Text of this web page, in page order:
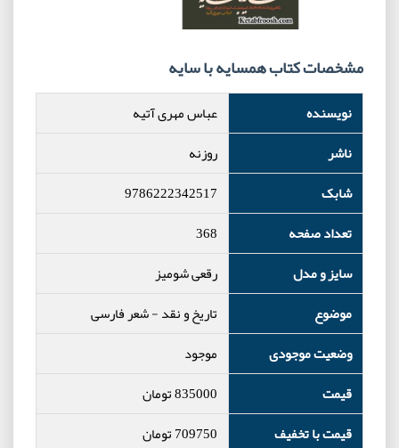
مشخصات کتاب همسایه با سایه
نویسنده
عباس مهری آتیه
ناشر
روزنه
شابک
9786222342517
تعداد صفحه
368
سایز و مدل
رقعی شومیز
موضوع
تاریخ و نقد-شعر فارسی
وضعیت موجودی
موجود
قیمت
835000تومان
قیمت با تخفیف
709750تومان